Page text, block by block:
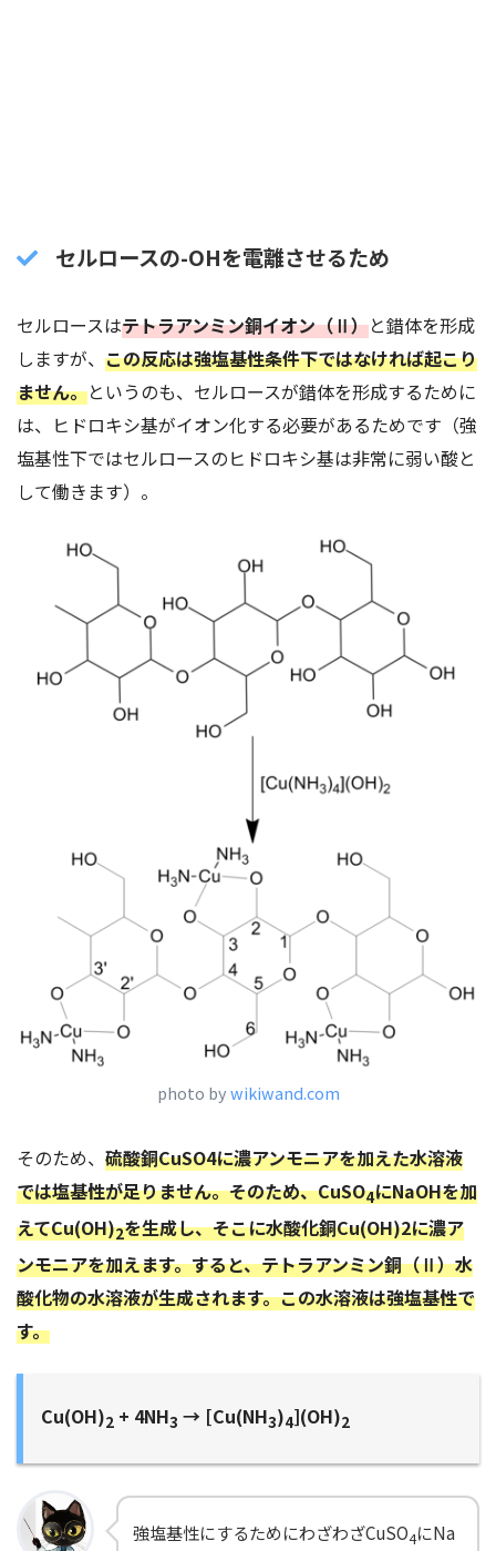
セルロースの-OHを電離させるため
セルロースはテトラアンミン銅イオン（Ⅱ）と錯体を形成
しますが、 この反応は強塩基性条件下ではなければ起こり
ません。というのも、セルロースが錯体を形成するために
は、ヒドロキシ基がイオン化する必要があるためです（強
塩基性下ではセルロースのヒドロキシ基は非常に弱い酸と
して働きます）。
photo bywikiwand.com
そのため、 硫酸銅CuSO4に濃アンモニアを加えた水溶液
では塩基性が足りません。そのため、CuSO4にNaOHを加
えてCu(OH)2を生成し、そこに水酸化銅Cu(OH)2に濃ア
ンモニアを加えます。すると、テトラアンミン銅（Ⅱ）水
酸化物の水溶液が生成されます。この水溶液は強塩基性で
す。
Cu(OH)2 + 4NH3 → [Cu(NH3)4](OH)2
強塩基性にするためにわざわざCuSO4にNa